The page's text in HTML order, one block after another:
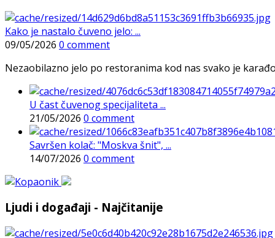
Kako je nastalo čuveno jelo: ...
09/05/2026 0 comment
Nezaobilazno jelo po restoranima kod nas svako je
U čast čuvenog specijaliteta ...
21/05/2026 0 comment
Savršen kolač: "Moskva šnit", ...
14/07/2026 0 comment
Ljudi i događaji - Najčitanije